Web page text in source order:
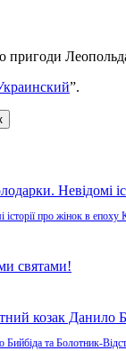
”.
про жінок в епоху
та Болотник-